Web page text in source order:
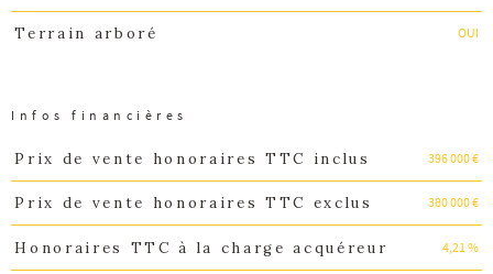
Terrain arboré OUI
Infos financières
Caractéristiques Valeurs
Prix de vente honoraires TTC inclus 396 000 €
Prix de vente honoraires TTC exclus 380 000 €
Honoraires TTC à la charge acquéreur 4,21 %